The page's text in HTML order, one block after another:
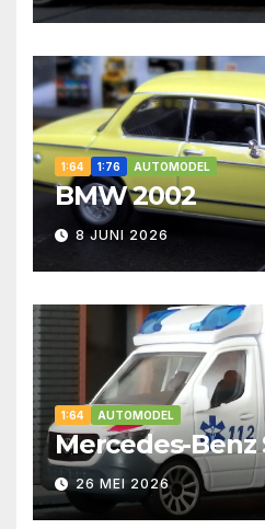
1:64 1:76 AUTOMODEL
BMW 2002
8 JUNI 2026
1:64 AUTOMODEL
Mercedes-
26 MEI 2026